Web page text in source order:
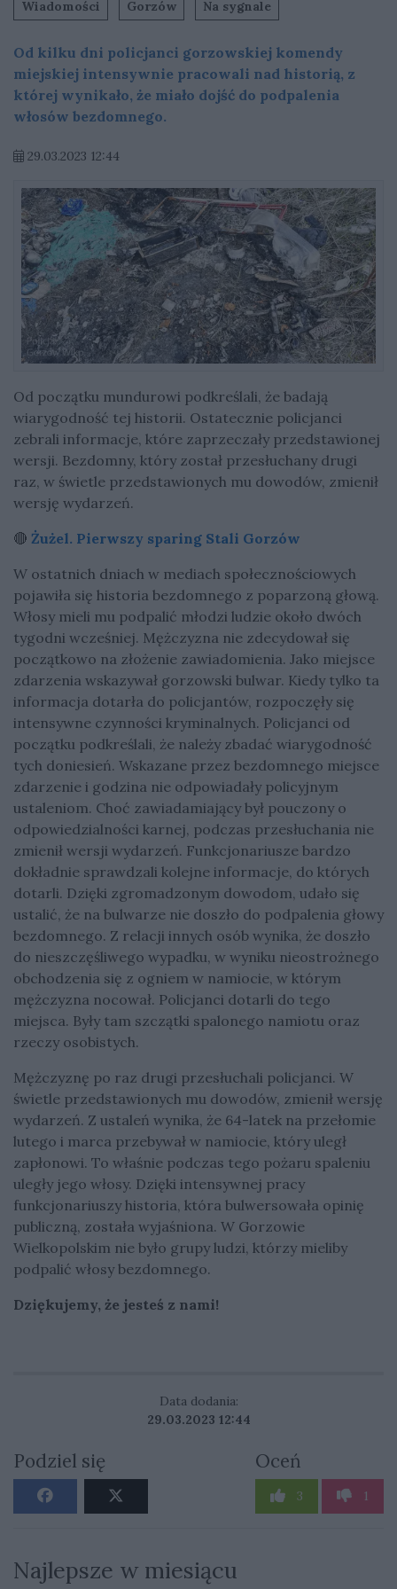
Wiadomości Gorzów Na sygnale
Od kilku dni policjanci gorzowskiej komendy
miejskiej intensywnie pracowali nad historią, z
której wynikało, że miało dojść do podpalenia
włosów bezdomnego.
29.03.2023 12:44
Od początku mundurowi podkreślali, że badają
wiarygodność tej historii. Ostatecznie policjanci
zebrali informacje, które zaprzeczały przedstawionej
wersji. Bezdomny, który został przesłuchany drugi
raz, w świetle przedstawionych mu dowodów, zmienił
wersję wydarzeń.
🔴 Żużel. Pierwszy sparing Stali Gorzów
W ostatnich dniach w mediach społecznościowych
pojawiła się historia bezdomnego z poparzoną głową.
Włosy mieli mu podpalić młodzi ludzie około dwóch
tygodni wcześniej. Mężczyzna nie zdecydował się
początkowo na złożenie zawiadomienia. Jako miejsce
zdarzenia wskazywał gorzowski bulwar. Kiedy tylko ta
informacja dotarła do policjantów, rozpoczęły się
intensywne czynności kryminalnych. Policjanci od
początku podkreślali, że należy zbadać wiarygodność
tych doniesień. Wskazane przez bezdomnego miejsce
zdarzenie i godzina nie odpowiadały policyjnym
ustaleniom. Choć zawiadamiający był pouczony o
odpowiedzialności karnej, podczas przesłuchania nie
zmienił wersji wydarzeń. Funkcjonariusze bardzo
dokładnie sprawdzali kolejne informacje, do których
dotarli. Dzięki zgromadzonym dowodom, udało się
ustalić, że na bulwarze nie doszło do podpalenia głowy
bezdomnego. Z relacji innych osób wynika, że doszło
do nieszczęśliwego wypadku, w wyniku nieostrożnego
obchodzenia się z ogniem w namiocie, w którym
mężczyzna nocował. Policjanci dotarli do tego
miejsca. Były tam szczątki spalonego namiotu oraz
rzeczy osobistych.
Mężczyznę po raz drugi przesłuchali policjanci. W
świetle przedstawionych mu dowodów, zmienił wersję
wydarzeń. Z ustaleń wynika, że 64-latek na przełomie
lutego i marca przebywał w namiocie, który uległ
zapłonowi. To właśnie podczas tego pożaru spaleniu
uległy jego włosy. Dzięki intensywnej pracy
funkcjonariuszy historia, która bulwersowała opinię
publiczną, została wyjaśniona. W Gorzowie
Wielkopolskim nie było grupy ludzi, którzy mieliby
podpalić włosy bezdomnego.
Dziękujemy, że jesteś z nami!
Data dodania:
29.03.2023 12:44
Podziel się Oceń
3 1
Najlepsze w miesiącu